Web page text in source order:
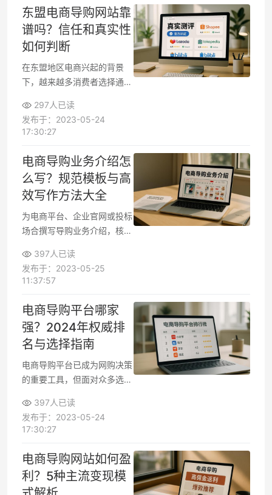
河源本地已涌现出多家特色导
购平台，各的平台资源、服
务、优惠政策和合作模式各有
不同。想选到最适合自己需求
的平台
东盟电商导购网站靠
谱吗？信任和真实性
如何判断
在东盟地区电商兴起的背景
下，越来越多消费者选择通过
但不少用户担心导购内容的真
实性和网站的安全性。遇到网
致、或者看到负面评价后，无
疑会让人犹豫是否继续使用这
些导购平台。如何判断这些网
站是否靠谱，直接影响你的购
物决策。
297人已读
发布于：2023-05-24
17:30:27
电商导购业务介绍怎
么写？规范模板与高
效写作方法大全
为电商平台、企业官网或投标
场合撰写导购业务介绍，核心
关心的重点环节，同时用结构
化语言展现业务能力。掌握一
不仅能大大提升效率，还能让
介绍内容更专业，便于项目落
地和团队协作。
397人已读
发布于：2023-05-25
11:37:57
电商导购平台哪家
强？2024年权威排
名与选择指南
电商导购平台已成为网购决策
的重要工具，但面对众多选
的困惑。根据2024年第三方
数据监测，头部导购平台月活
类、内容类和比价类平台各具
优势。本文将基于平台规模、
用户评价和核心功能，帮你快
397人已读
发布于：2023-05-24
17:30:27
电商导购网站如何盈
利？5种主流变现模